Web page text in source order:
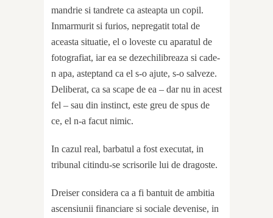
mandrie si tandrete ca asteapta un copil.
Inmarmurit si furios, nepregatit total de
aceasta situatie, el o loveste cu aparatul de
fotografiat, iar ea se dezechilibreaza si cade-
n apa, asteptand ca el s-o ajute, s-o salveze.
Deliberat, ca sa scape de ea – dar nu in acest
fel – sau din instinct, este greu de spus de
ce, el n-a facut nimic.
In cazul real, barbatul a fost executat, in
tribunal citindu-se scrisorile lui de dragoste.
Dreiser considera ca a fi bantuit de ambitia
ascensiunii financiare si sociale devenise, in